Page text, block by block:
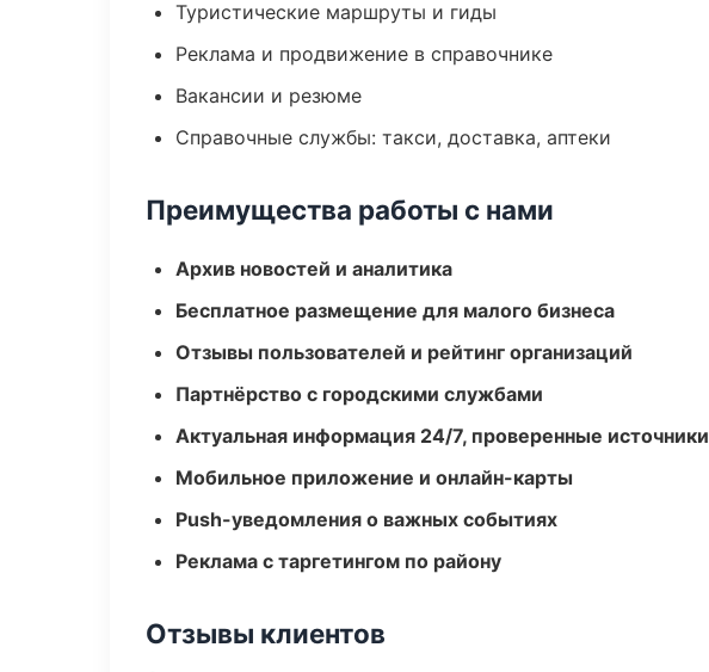
Туристические маршруты и гиды
Реклама и продвижение в справочнике
Вакансии и резюме
Справочные службы: такси, доставка, аптеки
Преимущества работы с нами
Архив новостей и аналитика
Бесплатное размещение для малого бизнеса
Отзывы пользователей и рейтинг организаций
Партнёрство с городскими службами
Актуальная информация 24/7, проверенные источники
Мобильное приложение и онлайн-карты
Push-уведомления о важных событиях
Реклама с таргетингом по району
Отзывы клиентов